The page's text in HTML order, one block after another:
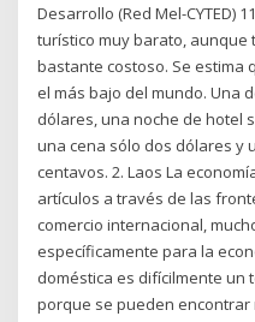
Desarrollo (Red Mel-CYTED)
turístico muy barato,
bastante costoso. Se estima
el más bajo del mundo. Una
dólares, una noche de hotel
una cena sólo dos dólares y
centavos. 2. Laos La
artículos a través de las
comercio internacional,
específicamente para la
doméstica es difícilmente un
porque se pueden encontrar